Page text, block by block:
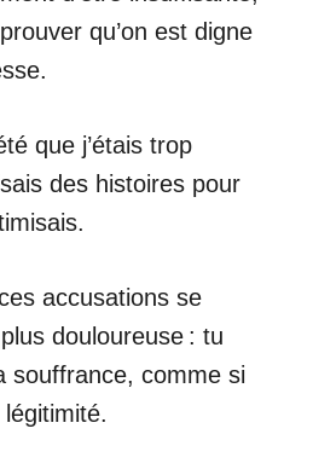
qu’on est digne
que j’étais trop
des histoires pour
accusations se
douloureuse : tu
souffrance, comme si
légitimité.